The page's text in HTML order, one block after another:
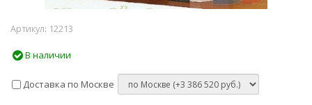
Артикул: 12213
В наличии
Доставка по Москве